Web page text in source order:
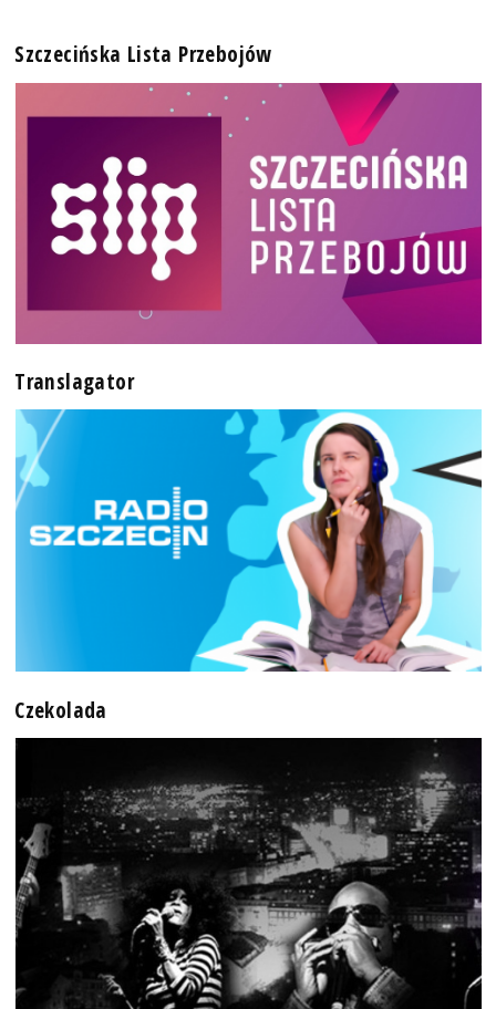
Szczecińska Lista Przebojów
Translagator
Czekolada